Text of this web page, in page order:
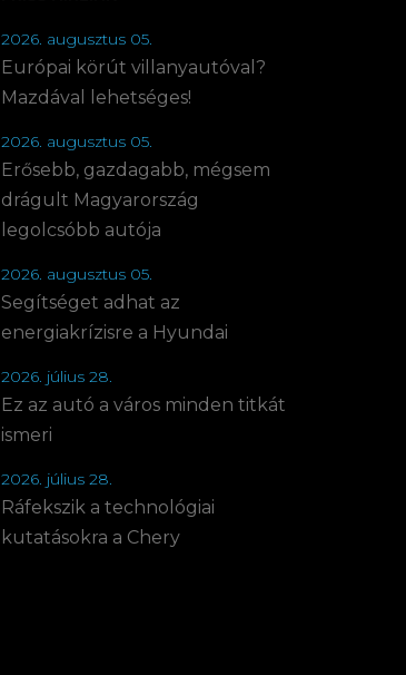
2026. augusztus 05.
Európai körút villanyautóval?
Mazdával lehetséges!
2026. augusztus 05.
Erősebb, gazdagabb, mégsem
drágult Magyarország
legolcsóbb autója
2026. augusztus 05.
Segítséget adhat az
energiakrízisre a Hyundai
2026. július 28.
Ez az autó a város minden titkát
ismeri
2026. július 28.
Ráfekszik a technológiai
kutatásokra a Chery